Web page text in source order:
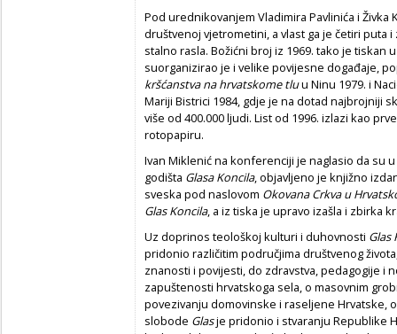
Pod urednikovanjem Vladimira Pavlinića i Živka
društvenoj vjetrometini, a vlast ga je četiri puta
stalno rasla. Božićni broj iz 1969. tako je tiskan
suorganizirao je i velike povijesne događaje,
kršćanstva na hrvatskome tluu Ninu 1979. i
Mariji Bistrici 1984, gdje je na dotad najbrojniji
više od 400.000 ljudi. List od 1996. izlazi kao
rotopapiru.
Ivan Miklenić na konferenciji je naglasio da su
godišta Glasa Koncila, objavljeno je knjižno
sveska pod naslovom Okovana Crkva u
Glas Koncila, a iz tiska je upravo izašla i zbirka
Uz doprinos teološkoj kulturi i duhovnosti Glas
pridonio različitim područjima društvenog
znanosti i povijesti, do zdravstva, pedagogije i
zapuštenosti hrvatskoga sela, o masovnim
povezivanju domovinske i raseljene Hrvatske,
slobode Glasje pridonio i stvaranju Republike